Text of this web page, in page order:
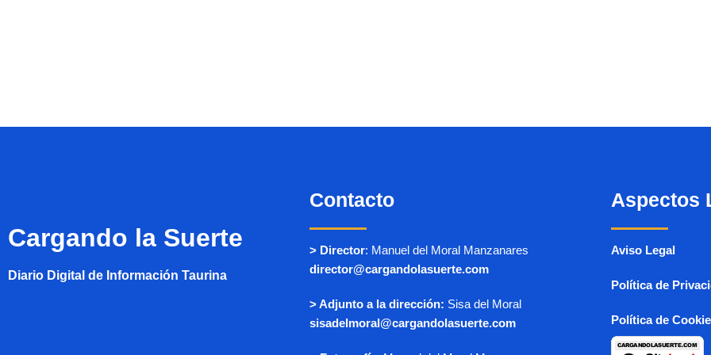
Cargando la Suerte
Diario Digital de Información Taurina
Contacto
> Director: Manuel del Moral Manzanares
director@cargandolasuerte.com
> Adjunto a la dirección: Sisa del Moral
sisadelmoral@cargandolasuerte.com
Aspectos
Aviso Legal
Política de
Política de